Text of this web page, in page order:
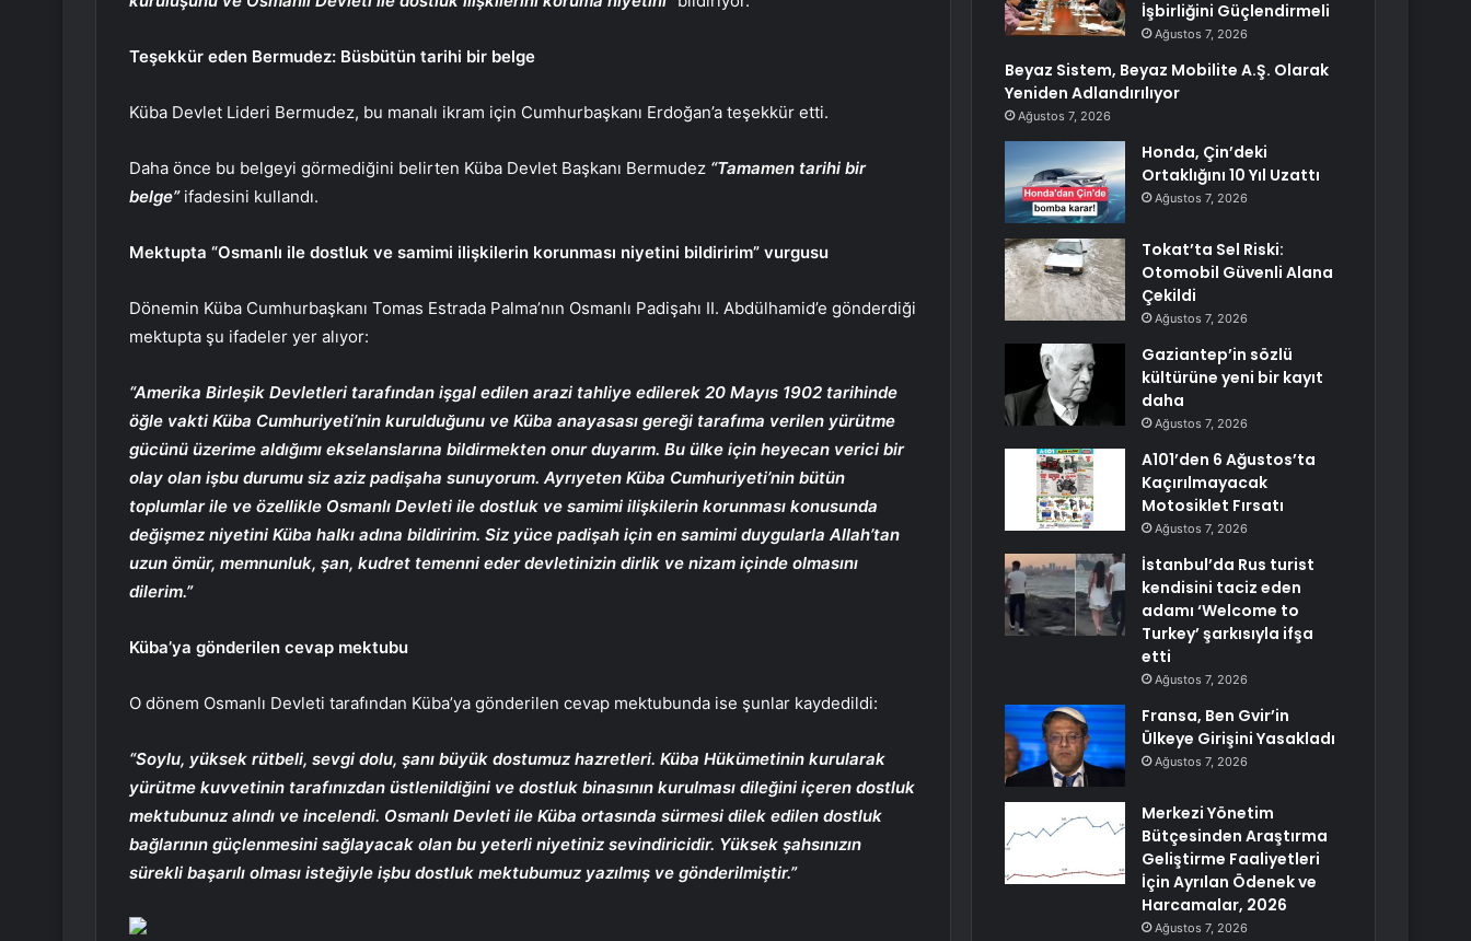
Teşekkür eden Bermudez: Büsbütün tarihi bir belge
Küba Devlet Lideri Bermudez, bu manalı ikram için Cumhurbaşkanı Erdoğan’a teşekkür etti.
Daha önce bu belgeyi görmediğini belirten Küba Devlet Başkanı Bermudez “Tamamen tarihi bir
belge”ifadesini kullandı.
Mektupta “Osmanlı ile dostluk ve samimi ilişkilerin korunması niyetini bildiririm” vurgusu
Dönemin Küba Cumhurbaşkanı Tomas Estrada Palma’nın Osmanlı Padişahı II. Abdülhamid’e gönderdiği
mektupta şu ifadeler yer alıyor:
“Amerika Birleşik Devletleri tarafından işgal edilen arazi tahliye edilerek 20 Mayıs 1902 tarihinde
öğle vakti Küba Cumhuriyeti’nin kurulduğunu ve Küba anayasası gereği tarafıma verilen yürütme
gücünü üzerime aldığımı ekselanslarına bildirmekten onur duyarım. Bu ülke için heyecan verici bir
olay olan işbu durumu siz aziz padişaha sunuyorum. Ayrıyeten Küba Cumhuriyeti’nin bütün
toplumlar ile ve özellikle Osmanlı Devleti ile dostluk ve samimi ilişkilerin korunması konusunda
değişmez niyetini Küba halkı adına bildiririm. Siz yüce padişah için en samimi duygularla Allah’tan
uzun ömür, memnunluk, şan, kudret temenni eder devletinizin dirlik ve nizam içinde olmasını
dilerim.”
Küba’ya gönderilen cevap mektubu
O dönem Osmanlı Devleti tarafından Küba’ya gönderilen cevap mektubunda ise şunlar kaydedildi:
“Soylu, yüksek rütbeli, sevgi dolu, şanı büyük dostumuz hazretleri. Küba Hükümetinin kurularak
yürütme kuvvetinin tarafınızdan üstlenildiğini ve dostluk binasının kurulması dileğini içeren dostluk
mektubunuz alındı ve incelendi. Osmanlı Devleti ile Küba ortasında sürmesi dilek edilen dostluk
bağlarının güçlenmesini sağlayacak olan bu yeterli niyetiniz sevindiricidir. Yüksek şahsınızın
sürekli başarılı olması isteğiyle işbu dostluk mektubumuz yazılmış ve gönderilmiştir.”
İşbirliğini Güçlendirmeli
Ağustos 7, 2026
Beyaz Sistem, Beyaz Mobilite A.Ş. Olarak
Yeniden Adlandırılıyor
Ağustos 7, 2026
Honda, Çin’deki
Ortaklığını 10 Yıl Uzattı
Ağustos 7, 2026
Tokat’ta Sel Riski:
Otomobil Güvenli Alana
Çekildi
Ağustos 7, 2026
Gaziantep’in sözlü
kültürüne yeni bir kayıt
daha
Ağustos 7, 2026
A101’den 6 Ağustos’ta
Kaçırılmayacak
Motosiklet Fırsatı
Ağustos 7, 2026
İstanbul’da Rus turist
kendisini taciz eden
adamı ‘Welcome to
Turkey’ şarkısıyla ifşa
etti
Ağustos 7, 2026
Fransa, Ben Gvir’in
Ülkeye Girişini Yasakladı
Ağustos 7, 2026
Merkezi Yönetim
Bütçesinden Araştırma
Geliştirme Faaliyetleri
İçin Ayrılan Ödenek ve
Harcamalar, 2026
Ağustos 7, 2026